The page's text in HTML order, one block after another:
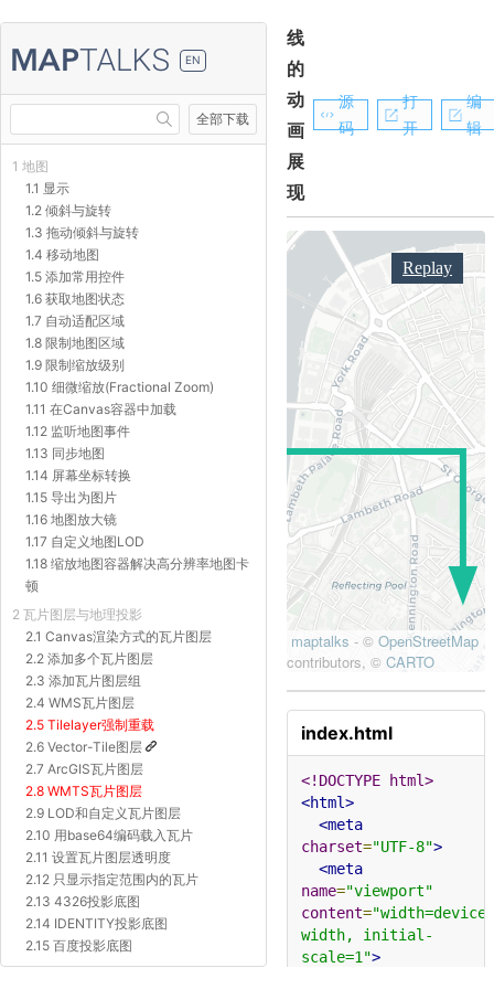
EN
全部下载
1 地图
1.1 显示
1.2 倾斜与旋转
1.3 拖动倾斜与旋转
1.4 移动地图
1.5 添加常用控件
1.6 获取地图状态
1.7 自动适配区域
1.8 限制地图区域
1.9 限制缩放级别
1.10 细微缩放(Fractional Zoom)
1.11 在Canvas容器中加载
1.12 监听地图事件
1.13 同步地图
1.14 屏幕坐标转换
1.15 导出为图片
1.16 地图放大镜
1.17 自定义地图LOD
1.18 缩放地图容器解决高分辨率地图卡
顿
2 瓦片图层与地理投影
2.1 Canvas渲染方式的瓦片图层
2.2 添加多个瓦片图层
2.3 添加瓦片图层组
2.4 WMS瓦片图层
2.5 Tilelayer强制重载
2.6 Vector-Tile图层
2.7 ArcGIS瓦片图层
2.8 WMTS瓦片图层
2.9 LOD和自定义瓦片图层
2.10 用base64编码载入瓦片
2.11 设置瓦片图层透明度
2.12 只显示指定范围内的瓦片
2.13 4326投影底图
2.14 IDENTITY投影底图
2.15 百度投影底图
2.16 Proj4js自定义投影底图
线
的
动
画
展
现
源
码
打
开
编
辑
index.html
<!DOCTYPE html>
<html>
<meta
charset="UTF-8">
<meta
name="viewport"
content="width=device-
width, initial-
scale=1">